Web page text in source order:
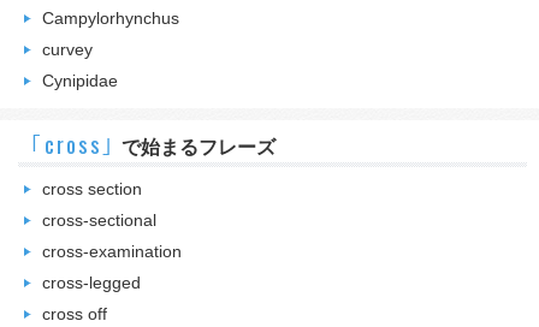
Campylorhynchus
curvey
Cynipidae
｢cross｣ で始まるフレーズ
cross section
cross-sectional
cross-examination
cross-legged
cross off